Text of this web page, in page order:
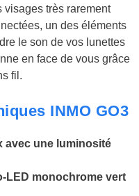
visages très rarement
un des éléments
le son de vos lunettes
en face de vous grâce
fil.
INMO GO3
avec une luminosité
LED monochrome vert